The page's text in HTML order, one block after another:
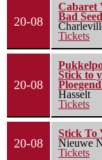
20-08
Cabaret
Bad
Tickets
20-08
Stick to
Hasselt
Tickets
20-08
Stick To
Nieuwe
Tickets